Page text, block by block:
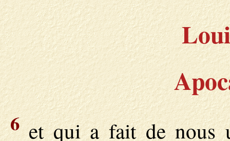
6et qui a fait de nous